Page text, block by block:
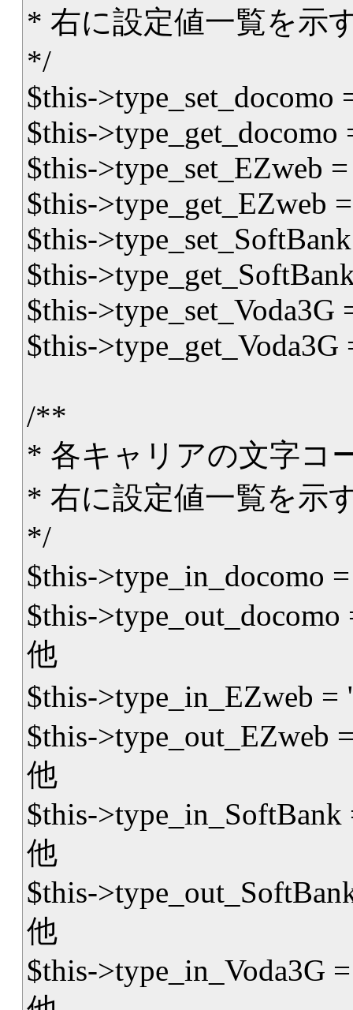
* 右に設定値一覧を示
*/
$this-
$this-
$this->type_set_EZweb
$this->type_get_EZweb
$this-
$this-
$this->type_set_Voda3G
$this->type_get_Voda3G
/**
* 各キャリアの文字コ
* 右に設定値一覧を示
*/
$this->type_in_docomo
$this-
他
$this->type_in_EZweb
$this->type_out_EZweb
他
$this-
他
$this-
他
$this->type_in_Voda3G